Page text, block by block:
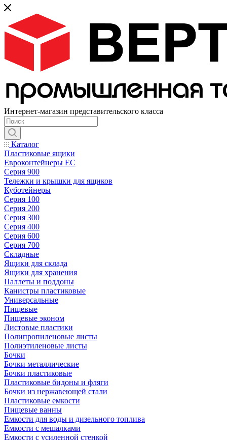
Интернет-магазин представительского класса
Каталог
Пластиковые ящики
Евроконтейнеры ЕС
Серия 900
Тележки и крышки для ящиков
Куботейнеры
Серия 100
Серия 200
Серия 300
Серия 400
Серия 600
Серия 700
Складные
Ящики для склада
Ящики для хранения
Паллеты и поддоны
Канистры пластиковые
Универсальные
Пищевые
Пищевые эконом
Листовые пластики
Полипропиленовые листы
Полиэтиленовые листы
Бочки
Бочки металлические
Бочки пластиковые
Пластиковые бидоны и фляги
Бочки из нержавеющей стали
Пластиковые емкости
Пищевые ванны
Емкости для воды и дизельного топлива
Емкости с мешалками
Емкости с усиленной стенкой